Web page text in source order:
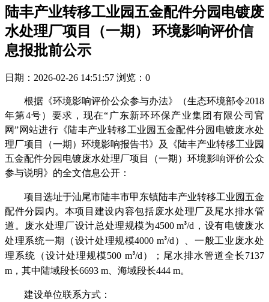
陆丰产业转移工业园五金配件分园电镀废
水处理厂项目（一期） 环境影响评价信
息报批前公示
日期：2026-02-26 14:51:57 浏览：0
根据《环境影响评价公众参与办法》（生态环境部令2018
年第4号）要求，现在“广东新环环保产业集团有限公司官
网”网站进行《陆丰产业转移工业园五金配件分园电镀废水处
理厂项目（一期）环境影响报告书》及《陆丰产业转移工业园
五金配件分园电镀废水处理厂项目（一期）环境影响评价公众
参与说明》的全文信息公开：
项目选址于汕尾市陆丰市甲东镇陆丰产业转移工业园五金
配件分园内。本项目建设内容包括废水处理厂及尾水排水管
道。废水处理厂设计总处理规模为4500 m³/d ，设有电镀废水
处理系统一期（设计处理规模4000 m³/d ）、一般工业废水处
理系统（设计处理规模500 m³/d ）；尾水排水管道全长7137
m ，其中陆域段长6693 m 、海域段长444 m。
建设单位联系方式：